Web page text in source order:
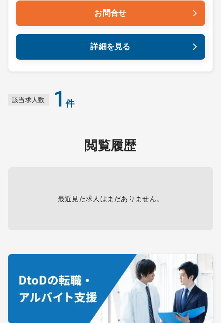
お問合せ
詳細を見る
該当求人数 1 件
閲覧履歴
最近見た求人はまだありません。